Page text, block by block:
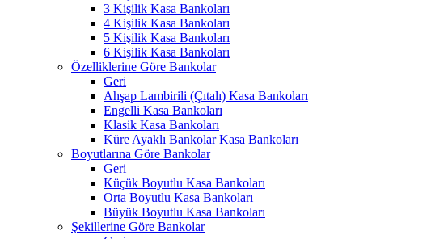
3 Kişilik Kasa Bankoları
4 Kişilik Kasa Bankoları
5 Kişilik Kasa Bankoları
6 Kişilik Kasa Bankoları
Özelliklerine Göre Bankolar
Geri
Ahşap Lambirili (Çıtalı) Kasa Bankoları
Engelli Kasa Bankoları
Klasik Kasa Bankoları
Küre Ayaklı Bankolar Kasa Bankoları
Boyutlarına Göre Bankolar
Geri
Küçük Boyutlu Kasa Bankoları
Orta Boyutlu Kasa Bankoları
Büyük Boyutlu Kasa Bankoları
Şekillerine Göre Bankolar